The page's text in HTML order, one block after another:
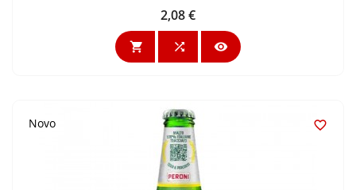
Cijena
2,08 €
  

Novo